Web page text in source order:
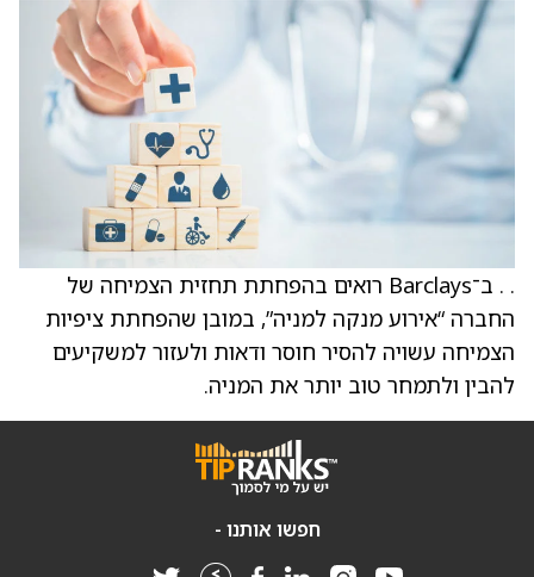
. . ב־Barclays רואים בהפחתת תחזית הצמיחה של
החברה “אירוע מנקה למניה”, במובן שהפחתת ציפיות
הצמיחה עשויה להסיר חוסר ודאות ולעזור למשקיעים
להבין ולתמחר טוב יותר את המניה.
חפשו אותנו -